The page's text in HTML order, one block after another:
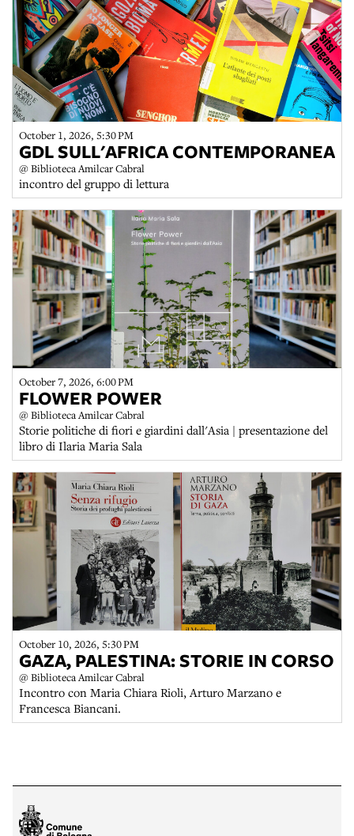
October 1, 2026, 5:30 PM
GDL SULL'AFRICA CONTEMPORANEA
@ Biblioteca Amilcar Cabral
incontro del gruppo di lettura
October 7, 2026, 6:00 PM
FLOWER POWER
@ Biblioteca Amilcar Cabral
Storie politiche di fiori e giardini dall'Asia | presentazione del
libro di Ilaria Maria Sala
October 10, 2026, 5:30 PM
GAZA, PALESTINA: STORIE IN CORSO
@ Biblioteca Amilcar Cabral
Incontro con Maria Chiara Rioli, Arturo Marzano e
Francesca Biancani.